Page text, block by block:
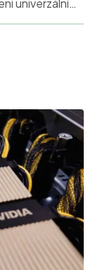
univerzálním
komplexní
auto